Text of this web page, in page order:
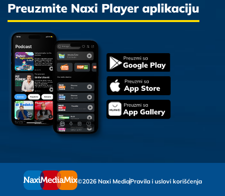
Preuzmite Naxi Player aplikaciju
©2026 Naxi MediaPravila i uslovi korišćenja